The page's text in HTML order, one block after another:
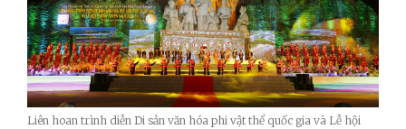
Liên hoan trình diễn Di sản văn hóa phi vật thể quốc gia và Lễ hội